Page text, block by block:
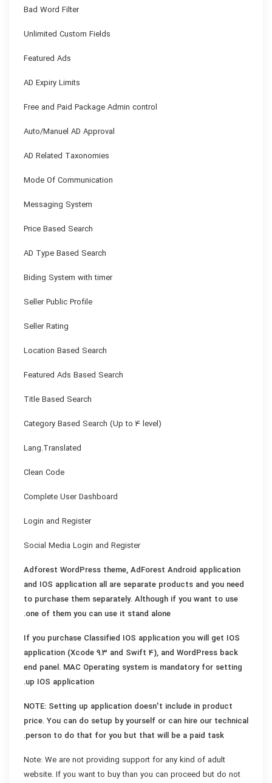
Bad Word Filter
Unlimited Custom Fields
Featured Ads
AD Expiry Limits
Free and Paid Package Admin control
Auto/Manuel AD Approval
AD Related Taxonomies
Mode Of Communication
Messaging System
Price Based Search
AD Type Based Search
Biding System with timer
Seller Public Profile
Seller Rating
Location Based Search
Featured Ads Based Search
Title Based Search
Category Based Search (Up to 4 level)
Lang.Translated
Clean Code
Complete User Dashboard
Login and Register
Social Media Login and Register
Adforest WordPress theme, AdForest Android application
and IOS application all are separate products and you need
to purchase them separately. Although if you want to use
one of them you can use it stand alone.
If you purchase Classified IOS application you will get IOS
application (Xcode 9.3 and Swift 4), and WordPress back
end panel. MAC Operating system is mandatory for setting
up IOS application.
NOTE: Setting up application doesn’t include in product
price. You can do setup by yourself or can hire our technical
person to do that for you but that will be a paid task.
Note: We are not providing support for any kind of adult
website. If you want to buy than you can proceed but do not